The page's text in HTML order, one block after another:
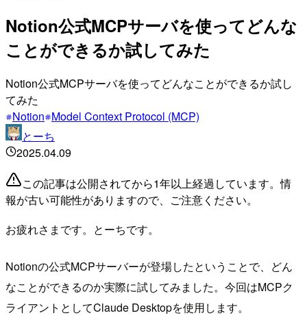
Notion公式MCPサーバを使ってどんな
ことができるか試してみた
Notion公式MCPサーバを使ってどんなことができるか試し
てみた
Notion Model Context Protocol (MCP)
とーち
2025.04.09
この記事は公開されてから1年以上経過しています。情
報が古い可能性がありますので、ご注意ください。
お疲れさまです。とーちです。
Notionの公式MCPサーバーが登場したということで、どん
なことができるのか実際に試してみました。今回はMCPク
ライアントとしてClaude Desktopを使用します。